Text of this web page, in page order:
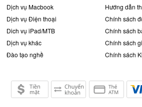
Dịch vụ Macbook
Dịch vụ Điện thoại
Dich vụ iPad/MTB
Dịch vụ khác
Đào tạo nghề
Hướng dẫn
Chính sách
Chính sách
Chính sách
Chính sách